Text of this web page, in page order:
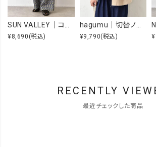
¥8,690 (税込) ¥9,790(税込)
RECENTLY
最近チェックした商品